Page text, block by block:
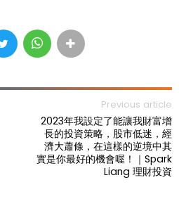
Previous article
2023年我設定了能讓我財富增
長的投資策略，股市低迷，經
濟大蕭條，在這樣的逆境中其
實是你最好的機會喔！｜Spark
Liang 理財投資